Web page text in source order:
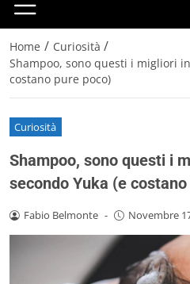
Home / Curiosità /
Shampoo, sono questi i migliori
costano pure poco)
Curiosità
Shampoo, sono questi i
secondo Yuka (e
Fabio Belmonte - Novembre